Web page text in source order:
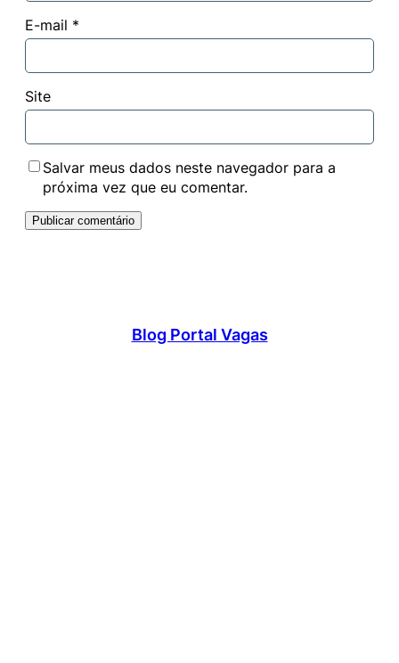
E-mail *
Site
Salvar meus dados neste navegador para a
próxima vez que eu comentar.
Blog Portal Vagas